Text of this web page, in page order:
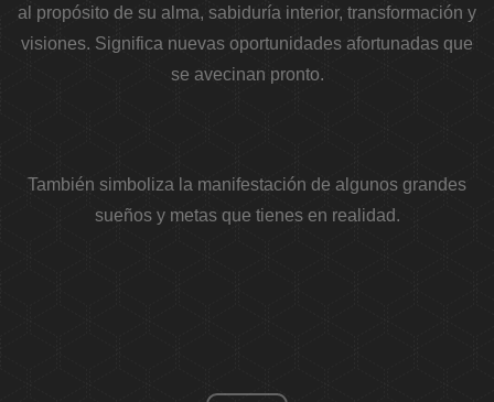
al propósito de su alma, sabiduría interior, transformación y
visiones. Significa nuevas oportunidades afortunadas que
se avecinan pronto.
También simboliza la manifestación de algunos grandes
sueños y metas que tienes en realidad.